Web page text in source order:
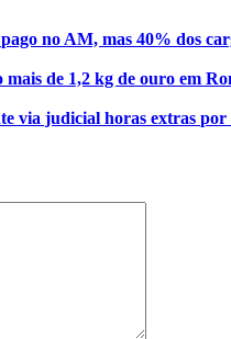
no AM, mas 40% dos
de 1,2 kg de ouro em
via judicial horas extras